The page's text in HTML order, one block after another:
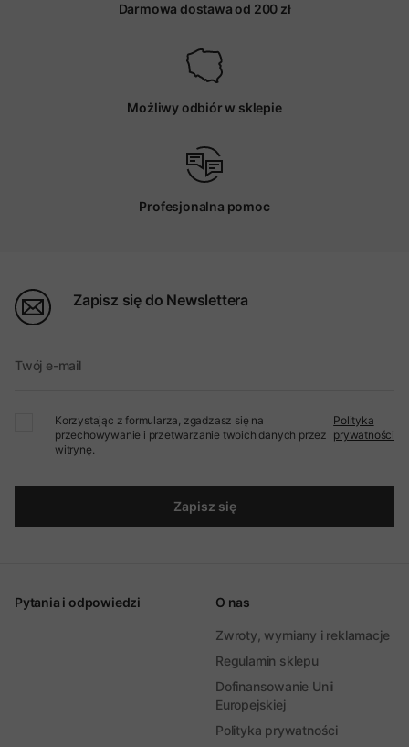
Darmowa dostawa od 200 zł
Możliwy odbiór w sklepie
Profesjonalna pomoc
Zapisz się do Newslettera
Twój e-mail
Korzystając z formularza, zgadzasz się na
przechowywanie i przetwarzanie twoich danych przez
witrynę.
Polityka
prywatności
Zapisz się
Pytania i odpowiedzi O nas
Zwroty, wymiany i reklamacje
Regulamin sklepu
Dofinansowanie Unii
Europejskiej
Polityka prywatności